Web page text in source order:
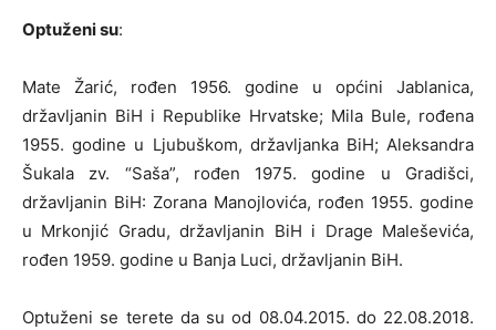
Optuženi su:
Mate Žarić, rođen 1956. godine u općini Jablanica,
državljanin BiH i Republike Hrvatske; Mila Bule, rođena
1955. godine u Ljubuškom, državljanka BiH; Aleksandra
Šukala zv. “Saša”, rođen 1975. godine u Gradišci,
državljanin BiH: Zorana Manojlovića, rođen 1955. godine
u Mrkonjić Gradu, državljanin BiH i Drage Maleševića,
rođen 1959. godine u Banja Luci, državljanin BiH.
Optuženi se terete da su od 08.04.2015. do 22.08.2018.